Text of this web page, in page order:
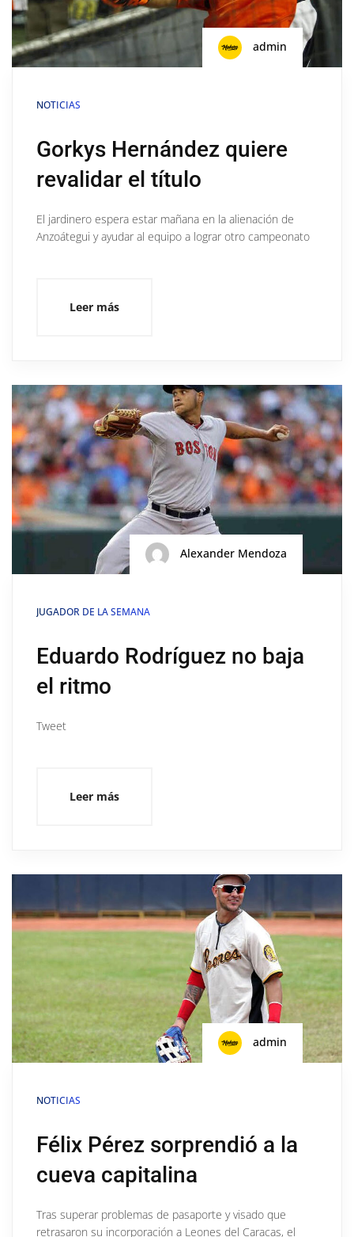
admin
NOTICIAS
Gorkys Hernández quiere
revalidar el título
El jardinero espera estar mañana en la alienación de
Anzoátegui y ayudar al equipo a lograr otro campeonato
Leer más
Alexander Mendoza
JUGADOR DE LA SEMANA
Eduardo Rodríguez no baja
el ritmo
Tweet
Leer más
admin
NOTICIAS
Félix Pérez sorprendió a la
cueva capitalina
Tras superar problemas de pasaporte y visado que
retrasaron su incorporación a Leones del Caracas, el